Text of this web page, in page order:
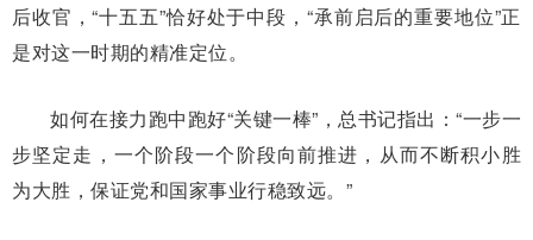
后收官，“十五五”恰好处于中段，“承前启后的重要地位”正
是对这一时期的精准定位。
如何在接力跑中跑好“关键一棒”，总书记指出：“一步一
步坚定走，一个阶段一个阶段向前推进，从而不断积小胜
为大胜，保证党和国家事业行稳致远。”